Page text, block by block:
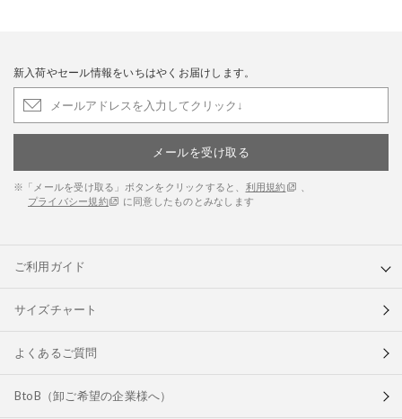
新入荷やセール情報をいちはやくお届けします。
メールを受け取る
※「メールを受け取る」ボタンをクリックすると、 利用規約
プライバシー規約
に同意したものとみなします
ご利用ガイド
サイズチャート
よくあるご質問
BtoB（卸ご希望の企業様へ）